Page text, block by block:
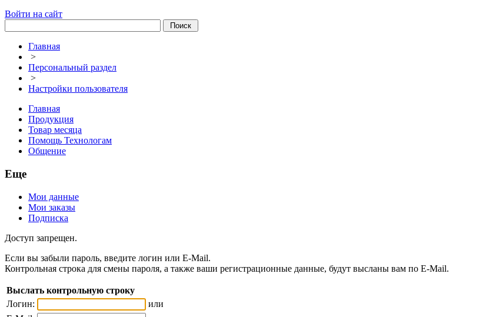
Войти на сайт
Главная
>
Персональный раздел
>
Настройки пользователя
Главная
Продукция
Товар месяца
Помощь Технологам
Общение
Еще
Мои данные
Мои заказы
Подписка
Доступ запрещен.
Если вы забыли пароль, введите логин или E-Mail.
Контрольная строка для смены пароля, а также ваши регистрационные данные, будут высланы вам по E-Mail.
Выслать контрольную строку
Логин:
или